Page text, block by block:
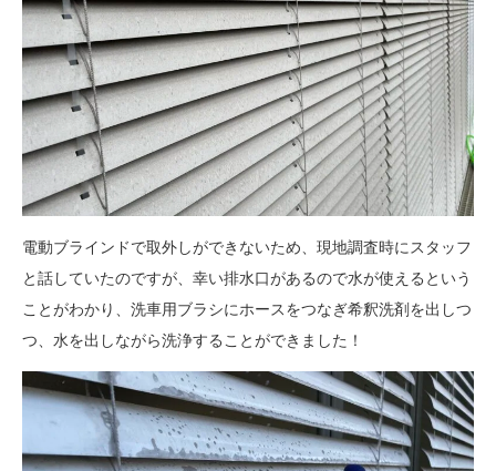
電動ブラインドで取外しができないため、現地調査時にスタッフ
と話していたのですが、幸い排水口があるので水が使えるという
ことがわかり、洗車用ブラシにホースをつなぎ希釈洗剤を出しつ
つ、水を出しながら洗浄することができました！